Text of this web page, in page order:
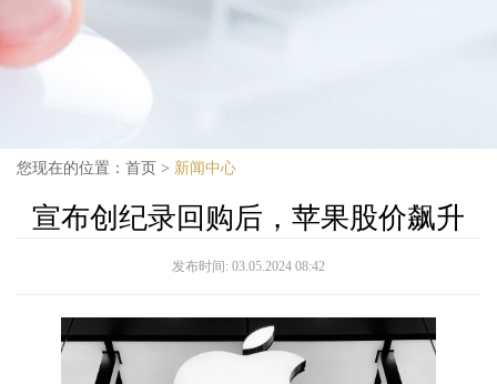
您现在的位置： 首页 > 新闻中心
宣布创纪录回购后，苹果股价飙升
发布时间: 03.05.2024 08:42